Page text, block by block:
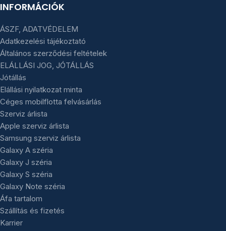
INFORMÁCIÓK
ÁSZF, ADATVÉDELEM
Adatkezelési tájékoztató
Általános szerződési feltételek
ELÁLLÁSI JOG, JÓTÁLLÁS
Jótállás
Elállási nyilatkozat minta
Céges mobilflotta felvásárlás
Szerviz árlista
Apple szerviz árlista
Samsung szerviz árlista
Galaxy A széria
Galaxy J széria
Galaxy S széria
Galaxy Note széria
Áfa tartalom
Szállítás és fizetés
Karrier